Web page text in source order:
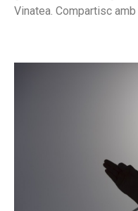
Vinatea. Compartisc